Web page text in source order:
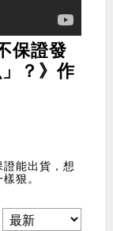
保證發
？》作
能出貨，想
狠。